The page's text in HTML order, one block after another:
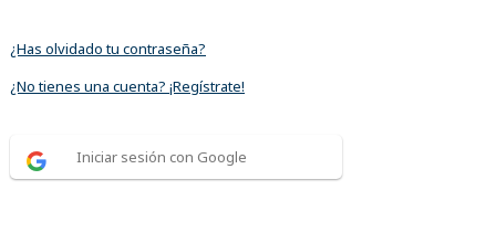
¿Has olvidado tu contraseña?
¿No tienes una cuenta? ¡Regístrate!
Iniciar sesión con Google